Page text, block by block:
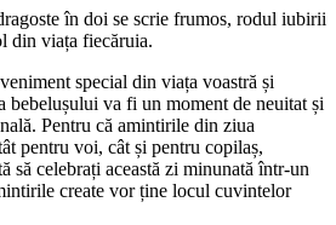
în doi se scrie frumos, rodul iubirii
din viața fiecăruia.
special din viața voastră și
bebelușului va fi un moment de neuitat și
Pentru că amintirile din ziua
pentru voi, cât și pentru copilaș,
să celebrați această zi minunată într-un
create vor ține locul cuvintelor